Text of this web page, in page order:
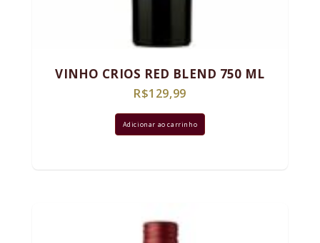
VINHO CRIOS RED BLEND 750 ML
R$129,99
Adicionar ao carrinho